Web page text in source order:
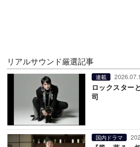
リアルサウンド厳選記事
連載
ロックスター
司
国内ドラマ